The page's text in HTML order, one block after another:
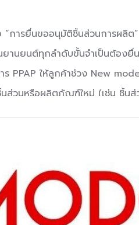
การยื่นขออนุมัติชิ้นส่วนการผลิต
นยนต์ทุกลำดับขั้นจำเป็นต้องยื่
PPAP ให้ลูกค้าช่วง New
วนหรือผลิตภัณฑ์ใหม่ (เช่น ชิ้นส่
แปลงในเชิง วิศวกรรม เช่น ข้
าก่อน 18 Document for
Customer Engineering